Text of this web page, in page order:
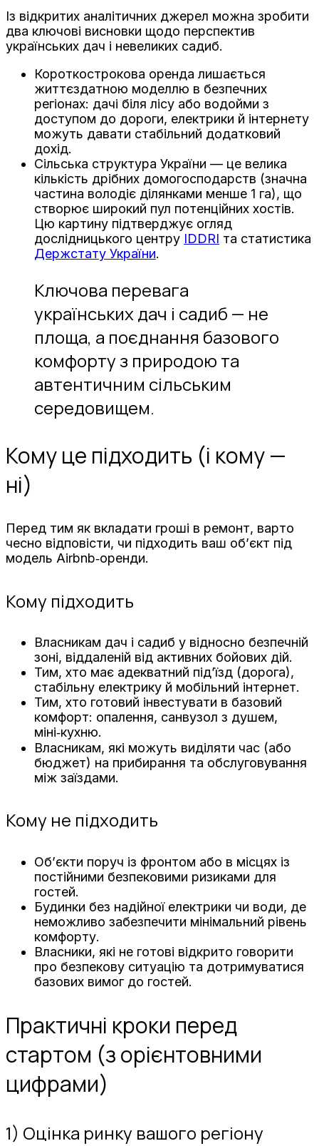
Із відкритих аналітичних джерел можна зробити
два ключові висновки щодо перспектив
українських дач і невеликих садиб.
Короткострокова оренда лишається
життєздатною моделлю в безпечних
регіонах: дачі біля лісу або водойми з
доступом до дороги, електрики й інтернету
можуть давати стабільний додатковий
дохід.
Сільська структура України — це велика
кількість дрібних домогосподарств (значна
частина володіє ділянками менше 1 га), що
створює широкий пул потенційних хостів.
Цю картину підтверджує огляд
дослідницького центру IDDRI та статистика
Держстату України.
Ключова перевага
українських дач і садиб — не
площа, а поєднання базового
комфорту з природою та
автентичним сільським
середовищем.
Кому це підходить (і кому —
ні)
Перед тим як вкладати гроші в ремонт, варто
чесно відповісти, чи підходить ваш об’єкт під
модель Airbnb‑оренди.
Кому підходить
Власникам дач і садиб у відносно безпечній
зоні, віддаленій від активних бойових дій.
Тим, хто має адекватний під’їзд (дорога),
стабільну електрику й мобільний інтернет.
Тим, хто готовий інвестувати в базовий
комфорт: опалення, санвузол з душем,
міні‑кухню.
Власникам, які можуть виділяти час (або
бюджет) на прибирання та обслуговування
між заїздами.
Кому не підходить
Об’єкти поруч із фронтом або в місцях із
постійними безпековими ризиками для
гостей.
Будинки без надійної електрики чи води, де
неможливо забезпечити мінімальний рівень
комфорту.
Власники, які не готові відкрито говорити
про безпекову ситуацію та дотримуватися
базових вимог до гостей.
Практичні кроки перед
стартом (з орієнтовними
цифрами)
1) Оцінка ринку вашого регіону